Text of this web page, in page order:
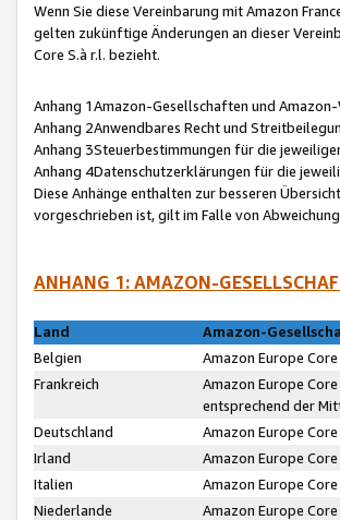
Wenn Sie diese Vereinbarung mit Amazon
gelten zukünftige Änderungen an dieser
Core S.à r.l. bezieht.
Anhang 1Amazon-Gesellschaften und Amazon-
Anhang 2Anwendbares Recht und
Anhang 3Steuerbestimmungen für die
Anhang 4Datenschutzerklärungen für die
Diese Anhänge enthalten zur besseren
vorgeschrieben ist, gilt im Falle von
ANHANG 1: AMAZON-
Land
Amazon-
Belgien
Amazon Europe Core
Frankreich
Amazon Europe
entsprechend der
Deutschland
Amazon Europe Core
Irland
Amazon Europe Core
Italien
Amazon Europe Core
Niederlande
Amazon Europe Core